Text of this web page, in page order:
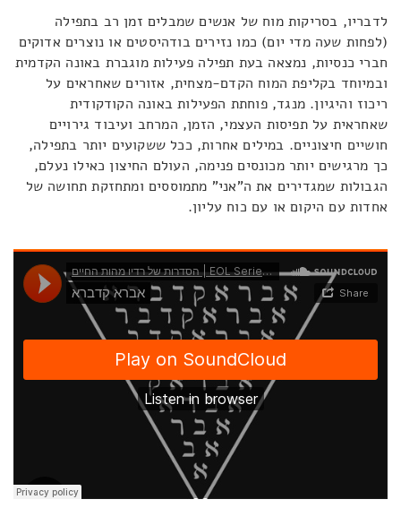
לדבריו, בסריקות מוח של אנשים שמבלים זמן רב בתפילה
(לפחות שעה מדי יום) כמו נזירים בודהיסטים או נוצרים אדוקים
חברי כנסיות, נמצאה בעת תפילה פעילות מוגברת באונה הקדמית
ובמיוחד בקליפת המוח הקדם-מצחית, אזורים שאחראים על
ריכוז והיגיון. מנגד, פוחתת הפעילות באונה הקודקודית
שאחראית על תפיסות העצמי, הזמן, המרחב ועיבוד גירויים
חושיים חיצוניים. במילים אחרות, ככל ששקועים יותר בתפילה,
כך מרגישים יותר מכונסים פנימה, העולם החיצון כאילו נעלם,
הגבולות שמגדירים את ה"אני" מתמוססים ומתחזקת תחושה של
אחדות עם היקום או עם כוח עליון.